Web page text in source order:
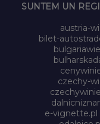
SUNTEM UN
austria-
bilet-
czechy-
e-vignette.pl